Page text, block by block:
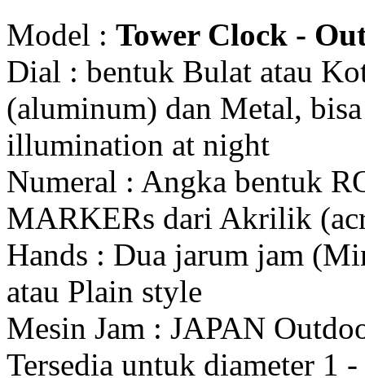
Model : Tower Clock -
Dial : bentuk Bulat atau
(aluminum) dan Metal,
illumination at night
Numeral : Angka bentuk
MARKERs dari Akrilik
Hands : Dua jarum jam
atau Plain style
Mesin Jam : JAPAN
Tersedia untuk diameter 1